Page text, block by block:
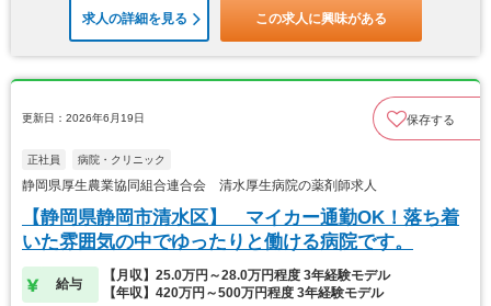
求人の詳細を見る この求人に興味がある
更新日：2026年6月19日 保存する
正社員 病院・クリニック
静岡県厚生農業協同組合連合会 清水厚生病院の薬剤師求人
【静岡県静岡市清水区】 マイカー通勤OK！落ち着
いた雰囲気の中でゆったりと働ける病院です。
給与
【月収】25.0万円～28.0万円程度 3年経験モデル
【年収】420万円～500万円程度 3年経験モデル